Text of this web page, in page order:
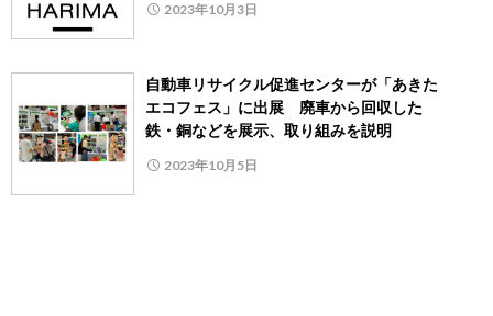
2023年10月3日
自動車リサイクル促進センターが「あきた
エコフェス」に出展 廃車から回収した
鉄・銅などを展示、取り組みを説明
2023年10月5日